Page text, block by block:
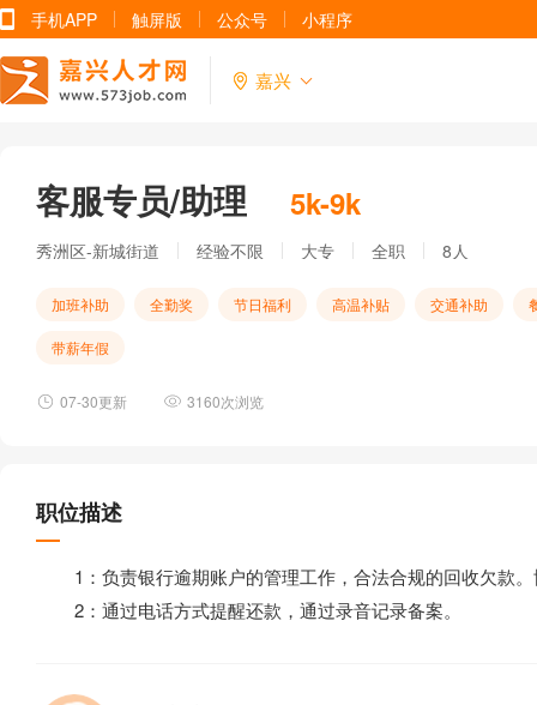
手机APP 触屏版 公众号 小程序
嘉兴
客服专员/助理 5k-9k
秀洲区-新城街道 经验不限 大专 全职 8人
加班补助 全勤奖 节日福利 高温补贴 交通补助
带薪年假
07-30更新 3160次浏览
职位描述
1：负责银行逾期账户的管理工作，合法合规的回收欠款。
2：通过电话方式提醒还款，通过录音记录备案。